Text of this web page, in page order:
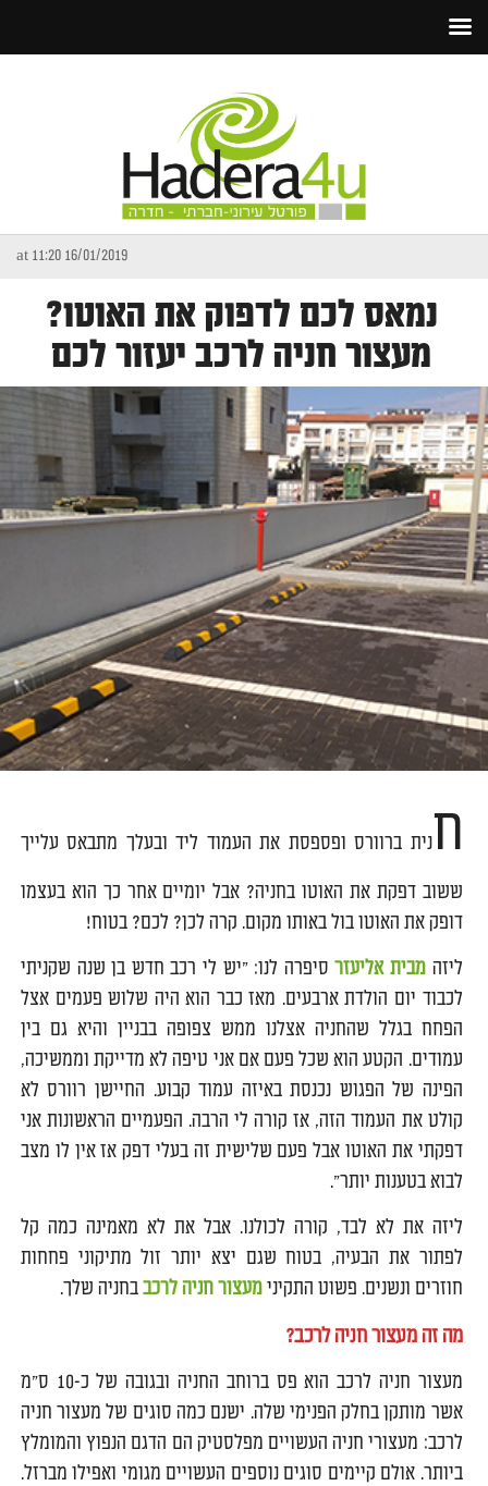
16/01/2019 at 11:20
נמאס לכם לדפוק את האוטו?
מעצור חניה לרכב יעזור לכם
חנית ברוורס ופספסת את העמוד ליד ובעלך מתבאס עלייך
ששוב דפקת את האוטו בחניה? אבל יומיים אחר כך הוא בעצמו
דופק את האוטו בול באותו מקום. קרה לכן? לכם? בטוח!
ליזהמבית אליעזרסיפרה לנו: "יש לי רכב חדש בן שנה שקניתי
לכבוד יום הולדת ארבעים. מאז כבר הוא היה שלוש פעמים אצל
הפחח בגלל שהחניה אצלנו ממש צפופה בבניין והיא גם בין
עמודים. הקטע הוא שכל פעם אם אני טיפה לא מדייקת וממשיכה,
הפינה של הפגוש נכנסת באיזה עמוד קבוע. החיישן רוורס לא
קולט את העמוד הזה, אז קורה לי הרבה. הפעמיים הראשונות אני
דפקתי את האוטו אבל פעם שלישית זה בעלי דפק אז אין לו מצב
לבוא בטענות יותר".
ליזה את לא לבד, קורה לכולנו. אבל את לא מאמינה כמה קל
לפתור את הבעיה, בטוח שגם יצא יותר זול מתיקוני פחחות
חוזרים ונשנים. פשוט התקינימעצור חניה לרכבבחניה שלך.
מה זה מעצור חניה לרכב?
מעצור חניה לרכב הוא פס ברוחב החניה ובגובה של כ-10 ס"מ
אשר מותקן בחלק הפנימי שלה. ישנם כמה סוגים של מעצור חניה
לרכב: מעצורי חניה העשויים מפלסטיק הם הדגם הנפוץ והמומלץ
ביותר. אולם קיימים סוגים נוספים העשויים מגומי ואפילו מברזל.